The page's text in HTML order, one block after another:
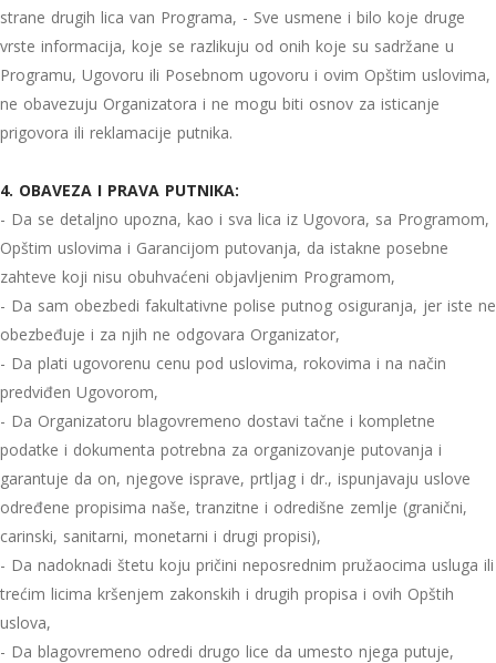
strane drugih lica van Programa, - Sve usmene i bilo koje druge
vrste informacija, koje se razlikuju od onih koje su sadržane u
Programu, Ugovoru ili Posebnom ugovoru i ovim Opštim uslovima,
ne obavezuju Organizatora i ne mogu biti osnov za isticanje
prigovora ili reklamacije putnika.
4. OBAVEZA I PRAVA PUTNIKA:
- Da se detaljno upozna, kao i sva lica iz Ugovora, sa Programom,
Opštim uslovima i Garancijom putovanja, da istakne posebne
zahteve koji nisu obuhvaćeni objavljenim Programom,
- Da sam obezbedi fakultativne polise putnog osiguranja, jer iste ne
obezbeđuje i za njih ne odgovara Organizator,
- Da plati ugovorenu cenu pod uslovima, rokovima i na način
predviđen Ugovorom,
- Da Organizatoru blagovremeno dostavi tačne i kompletne
podatke i dokumenta potrebna za organizovanje putovanja i
garantuje da on, njegove isprave, prtljag i dr., ispunjavaju uslove
određene propisima naše, tranzitne i odredišne zemlje (granični,
carinski, sanitarni, monetarni i drugi propisi),
- Da nadoknadi štetu koju pričini neposrednim pružaocima usluga ili
trećim licima kršenjem zakonskih i drugih propisa i ovih Opštih
uslova,
- Da blagovremeno odredi drugo lice da umesto njega putuje,